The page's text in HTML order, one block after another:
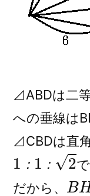
⊿ABDは二
への垂線は
⊿CBDは直
： ：
1 ：1 ：2
で
だから、
BH